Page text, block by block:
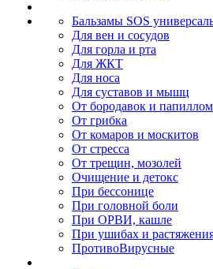
Бальзамы SOS
Для вен и сосудов
Для горла и рта
Для ЖКТ
Для носа
Для суставов и мышц
От бородавок и папиллом
От грибка
От комаров и москитов
От стресса
От трещин, мозолей
Очищение и детокс
При бессонице
При головной боли
При ОРВИ, кашле
При ушибах и
ПротивоВирусные